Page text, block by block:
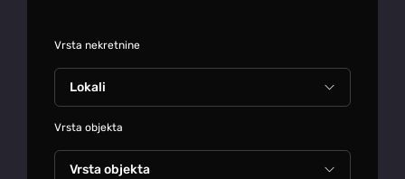
Vrsta nekretnine
Vrsta objekta